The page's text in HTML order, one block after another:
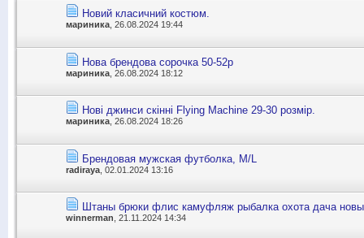
Новий класичний костюм.
мариника, 26.08.2024 19:44
Нова брендова сорочка 50-52р
мариника , 26.08.2024 18:12
Нові джинси скінні Flying Machine 29-30 розмір.
мариника , 26.08.2024 18:26
Брендовая мужская футболка, M/L
radiraya , 02.01.2024 13:16
Штаны брюки флис камуфляж рыбалка охота дача
winnerman , 21.11.2024 14:34